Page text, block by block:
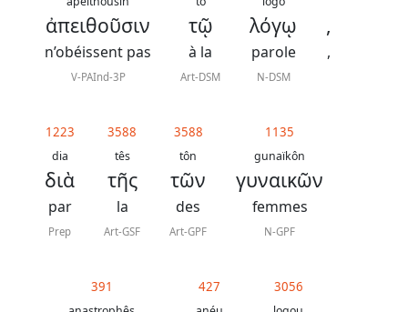
ἀπειθοῦσιν
n’obéissent pas
V-PAInd-3P
τῷ
à la
Art-DSM
λόγῳ
parole
N-DSM
,
,
1223
dia
διὰ
par
Prep
3588
tês
τῆς
la
Art-GSF
3588
tôn
τῶν
des
Art-GPF
1135
gunaïkôn
γυναικῶν
femmes
N-GPF
391 427 3056
révisée
contacter
Signaler
une
erreur
Participer